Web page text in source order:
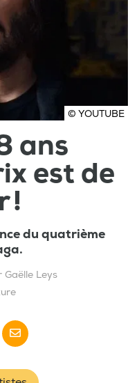
© YOUTUBE
ans
est de
!
du quatrième
Gaëlle Leys